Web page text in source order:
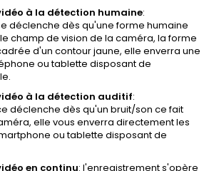
à la détection humaine:
déclenche dès qu'une forme humaine
champ de vision de la caméra, la forme
d'un contour jaune, elle enverra une
ou tablette disposant de
à la détection auditif:
déclenche dès qu'un bruit/son ce fait
elle vous enverra directement les
ou tablette disposant de
en continu: l'enregistrement s'opère